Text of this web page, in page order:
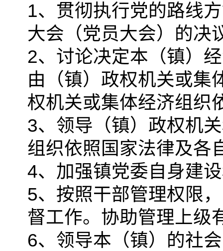
1、贯彻执行党的路线
大会（党员大会）的决
2、讨论决定本（镇）
由（镇）政权机关或集
权机关或集体经济组织
3、领导（镇）政权机
组织依照国家法律及各
4、加强镇党委自身建
5、按照干部管理权限
督工作。协助管理上级
6、领导本（镇）的社